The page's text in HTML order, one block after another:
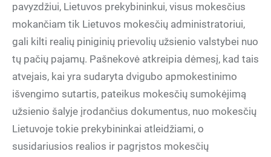
pavyzdžiui, Lietuvos prekybininkui, visus mokesčius
mokančiam tik Lietuvos mokesčių administratoriui,
gali kilti realių piniginių prievolių užsienio valstybei nuo
tų pačių pajamų. Pašnekovė atkreipia dėmesį, kad tais
atvejais, kai yra sudaryta dvigubo apmokestinimo
išvengimo sutartis, pateikus mokesčių sumokėjimą
užsienio šalyje įrodančius dokumentus, nuo mokesčių
Lietuvoje tokie prekybininkai atleidžiami, o
susidariusios realios ir pagrįstos mokesčių